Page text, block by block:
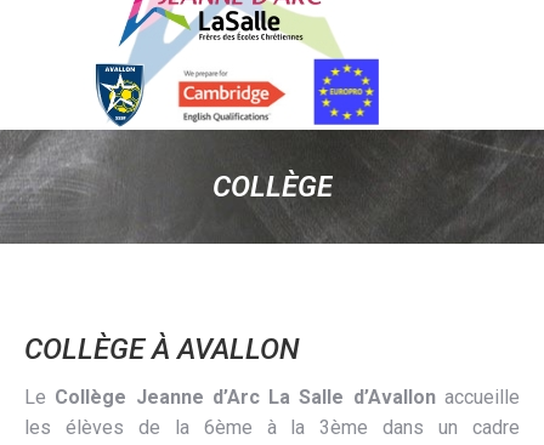
COLLÈGE
COLLÈGE À AVALLON
Le Collège Jeanne d’Arc La Salle d’Avallonaccueille
les élèves de la 6ème à la 3ème dans un cadre